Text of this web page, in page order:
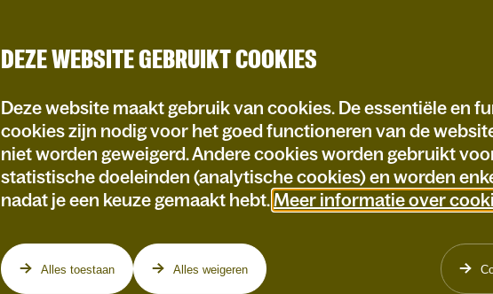
DEZE WEBSITE GEBRUIKT COOKIES
Deze website maakt gebruik van cookies. De essentiële en
cookies zijn nodig voor het goed functioneren van de
niet worden geweigerd. Andere cookies worden gebruikt
statistische doeleinden (analytische cookies) en worden
nadat je een keuze gemaakt hebt.Meer informatie over
Alles toestaan Alles weigeren